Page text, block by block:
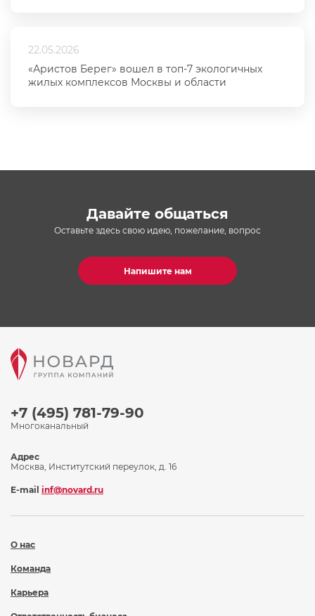
22.05.2026
«Аристов Берег» вошел в топ-7 экологичных
жилых комплексов Москвы и области
Давайте общаться
Оставьте здесь свою идею, пожелание, вопрос
Напишите нам
+7 (495) 781-79-90
Многоканальный
О нас
Команда
Карьера
Адрес
Москва, Институтский переулок, д. 16
E-mail inf@novard.ru